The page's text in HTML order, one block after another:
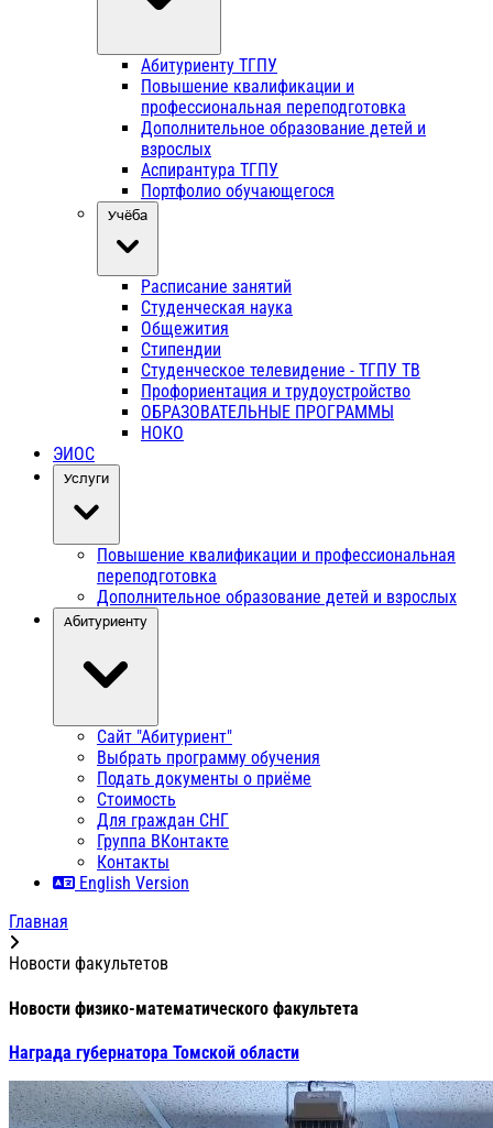
Абитуриенту ТГПУ
Повышение квалификации и
профессиональная переподготовка
Дополнительное образование детей и
взрослых
Аспирантура ТГПУ
Портфолио обучающегося
Учёба
Расписание занятий
Студенческая наука
Общежития
Стипендии
Студенческое телевидение - ТГПУ ТВ
Профориентация и трудоустройство
ОБРАЗОВАТЕЛЬНЫЕ ПРОГРАММЫ
НОКО
ЭИОС
Услуги
Повышение квалификации и профессиональная
переподготовка
Дополнительное образование детей и взрослых
Абитуриенту
Сайт "Абитуриент"
Выбрать программу обучения
Подать документы о приёме
Стоимость
Для граждан СНГ
Группа ВКонтакте
Контакты
English Version
Главная
Новости факультетов
Новости физико-математического факультета
Награда губернатора Томской области